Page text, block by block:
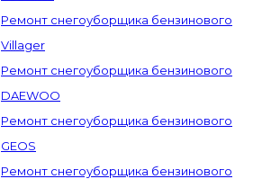
Ремонт снегоуборщика бензинового
Villager
Ремонт снегоуборщика бензинового
DAEWOO
Ремонт снегоуборщика бензинового
GEOS
Ремонт снегоуборщика бензинового